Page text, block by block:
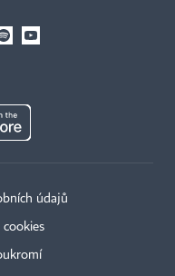
údajů
cookies